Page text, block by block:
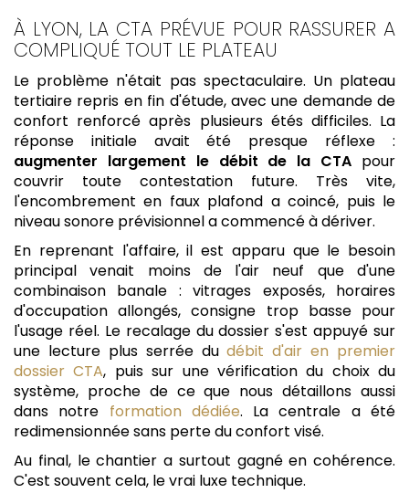
À LYON, LA CTA PRÉVUE POUR RASSURER A
COMPLIQUÉ TOUT LE PLATEAU
Le problème n'était pas spectaculaire. Un plateau
tertiaire repris en fin d'étude, avec une demande de
confort renforcé après plusieurs étés difficiles. La
réponse initiale avait été presque réflexe :
augmenter largement le débit de la CTA pour
couvrir toute contestation future. Très vite,
l'encombrement en faux plafond a coincé, puis le
niveau sonore prévisionnel a commencé à dériver.
En reprenant l'affaire, il est apparu que le besoin
principal venait moins de l'air neuf que d'une
combinaison banale : vitrages exposés, horaires
d'occupation allongés, consigne trop basse pour
l'usage réel. Le recalage du dossier s'est appuyé sur
une lecture plus serrée dudébit d'air en premier
dossier CTA, puis sur une vérification du choix du
système, proche de ce que nous détaillons aussi
dans notre formation dédiée. La centrale a été
redimensionnée sans perte du confort visé.
Au final, le chantier a surtout gagné en cohérence.
C'est souvent cela, le vrai luxe technique.